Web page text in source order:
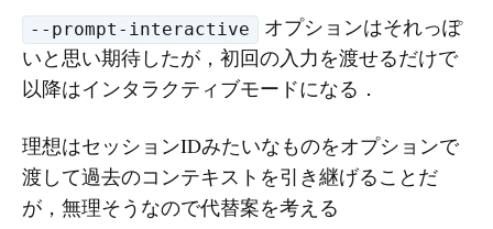
--prompt-interactive
オプションはそれっぽ
いと思い期待したが，初回の入力を渡せるだけで
以降はインタラクティブモードになる．
理想はセッションIDみたいなものをオプションで
渡して過去のコンテキストを引き継げることだ
が，無理そうなので代替案を考える